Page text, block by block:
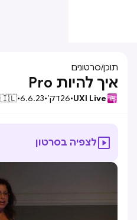
תוכן/סרטונים
איך להיות Pro
UXI Live
•
26דק׳•
6.6.23
•
🇮🇱
לצפיה בסרטון